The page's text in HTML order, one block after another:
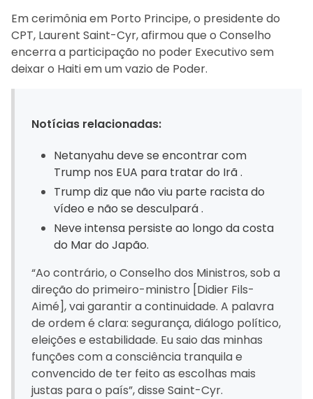
Em cerimônia em Porto Principe, o presidente do
CPT, Laurent Saint-Cyr, afirmou que o Conselho
encerra a participação no poder Executivo sem
deixar o Haiti em um vazio de Poder.
Notícias relacionadas:
Netanyahu deve se encontrar com
Trump nos EUA para tratar do Irã .
Trump diz que não viu parte racista do
vídeo e não se desculpará .
Neve intensa persiste ao longo da costa
do Mar do Japão.
“Ao contrário, o Conselho dos Ministros, sob a
direção do primeiro-ministro [Didier Fils-
Aimé], vai garantir a continuidade. A palavra
de ordem é clara: segurança, diálogo político,
eleições e estabilidade. Eu saio das minhas
funções com a consciência tranquila e
convencido de ter feito as escolhas mais
justas para o país”, disse Saint-Cyr.